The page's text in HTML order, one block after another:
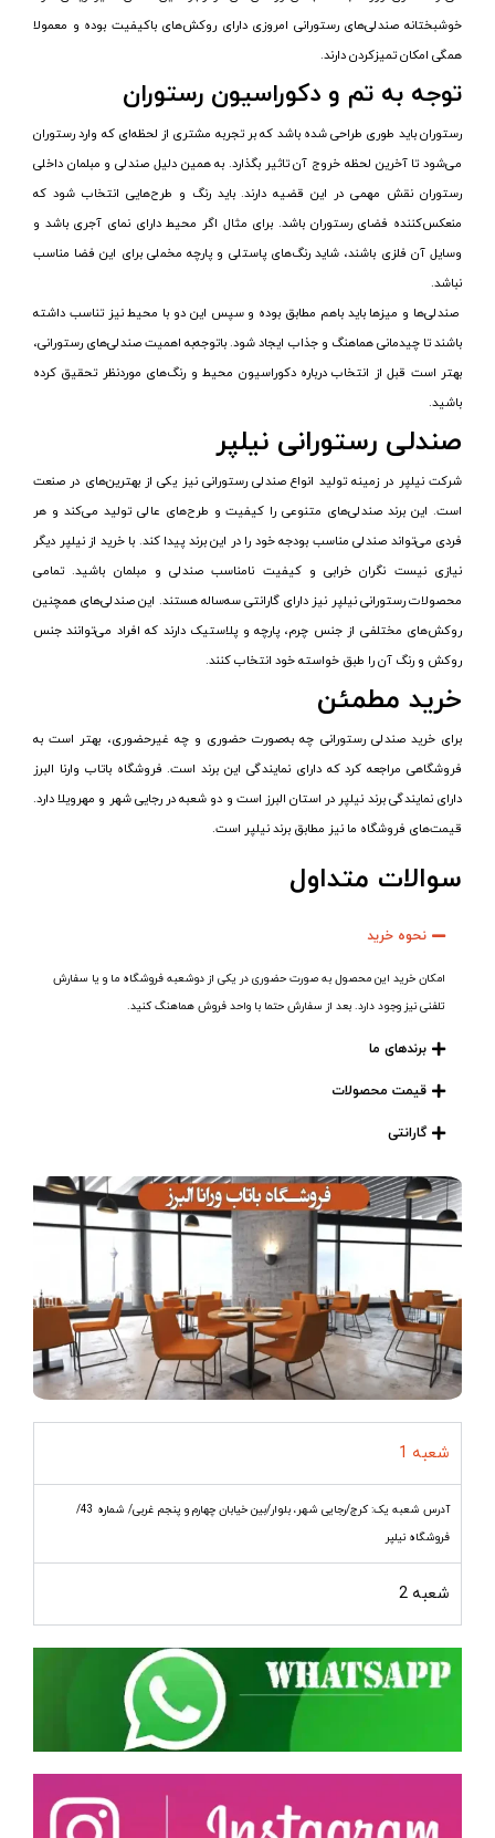
خوشبختانه صندلی‌های رستورانی امروزی دارای روکش‌های باکیفیت بوده و معمولا
همگی امکان تمیزکردن دارند.
توجه به تم و دکوراسیون رستوران
رستوران باید طوری طراحی شده باشد که بر تجربه مشتری از لحظه‌ای که وارد رستوران
می‌شود تا آخرین لحظه خروج آن تاثیر بگذارد. به همین دلیل صندلی و مبلمان داخلی
رستوران نقش مهمی در این قضیه دارند. باید رنگ و طرح‌هایی انتخاب شود که
منعکس‌کننده فضای رستوران باشد. برای مثال اگر محیط دارای نمای آجری باشد و
وسایل آن فلزی باشند، شاید رنگ‌های پاستلی و پارچه مخملی برای این فضا مناسب
نباشد.
صندلی‌ها و میزها باید باهم مطابق بوده و سپس این دو با محیط نیز تناسب داشته
باشند تا چیدمانی هماهنگ و جذاب ایجاد شود. باتوجه‌به اهمیت صندلی‌های رستورانی،
بهتر است قبل از انتخاب درباره دکوراسیون محیط و رنگ‌های موردنظر تحقیق کرده
باشید.
صندلی رستورانی نیلپر
شرکت نیلپر در زمینه تولید انواع صندلی رستورانی نیز یکی از بهترین‌های در صنعت
است. این برند صندلی‌های متنوعی را کیفیت و طرح‌های عالی تولید می‌کند و هر
فردی می‌تواند صندلی مناسب بودجه خود را در این برند پیدا کند. با خرید از نیلپر دیگر
نیازی نیست نگران خرابی و کیفیت نامناسب صندلی و مبلمان باشید. تمامی
محصولات رستورانی نیلپر نیز دارای گارانتی سه‌ساله هستند. این صندلی‌های همچنین
روکش‌های مختلفی از جنس چرم، پارچه و پلاستیک دارند که افراد می‌توانند جنس
روکش و رنگ آن را طبق خواسته خود انتخاب کنند.
خرید مطمئن
برای خرید صندلی‌ رستورانی چه به‌صورت حضوری و چه غیرحضوری، بهتر است به
فروشگاهی مراجعه کرد که دارای نمایندگی این برند است. فروشگاه باتاب وارنا البرز
دارای نمایندگی برند نیلپر در استان البرز است و دو شعبه در رجایی شهر و مهرویلا دارد.
قیمت‌های فروشگاه ما نیز مطابق برند نیلپر است.
سوالات متداول
نحوه خرید
امکان خرید این محصول به صورت حضوری در یکی از دوشعبه فروشگاه ما و یا سفارش
تلفنی نیز وجود دارد. بعد از سفارش حتما با واحد فروش هماهنگ کنید.
برندهای ما
قیمت محصولات
گارانتی
شعبه 1
آدرس شعبه یک: کرج/رجایی شهر، بلوار/بین خیابان چهارم و پنجم غربی/ شماره 43/
فروشگاه نیلپر
شعبه 2